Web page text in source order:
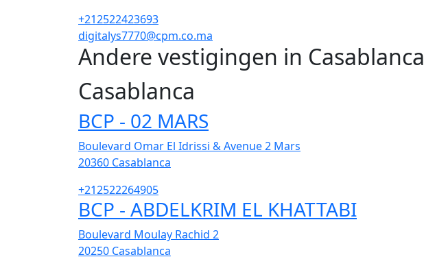
+212522423693
digitalys7770@cpm.co.ma
Andere vestigingen in Casablanca
Casablanca
BCP - 02 MARS
Boulevard Omar El Idrissi & Avenue 2 Mars
20360 Casablanca
+212522264905
BCP - ABDELKRIM EL KHATTABI
Boulevard Moulay Rachid 2
20250 Casablanca